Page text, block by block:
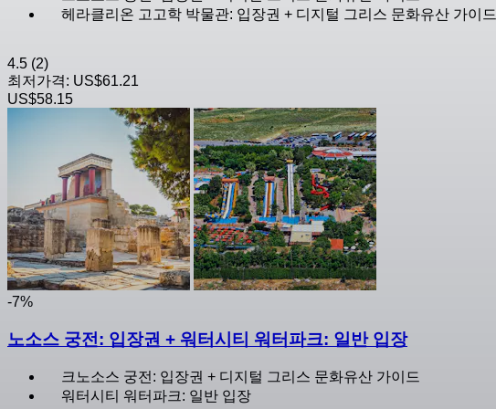
헤라클리온 고고학 박물관: 입장권 + 디지털 그리스 문화유산 가이드
4.5 (2)
최저가격: US$61.21
US$58.15
-7%
노소스 궁전: 입장권 + 워터시티 워터파크: 일반 입장
크노소스 궁전: 입장권 + 디지털 그리스 문화유산 가이드
워터시티 워터파크: 일반 입장